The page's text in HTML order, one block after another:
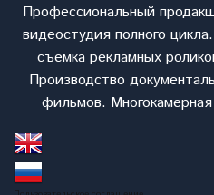
Профессиональный
видеостудия полного
съемка рекламных
Производство
фильмов.